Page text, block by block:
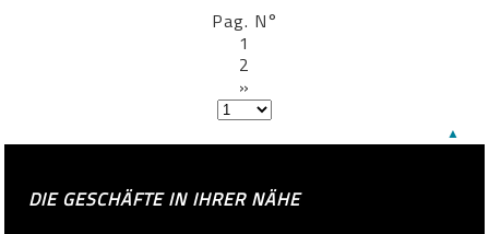
Pag. N°
1
2
»
▲
DIE GESCHÄFTE IN IHRER NÄHE